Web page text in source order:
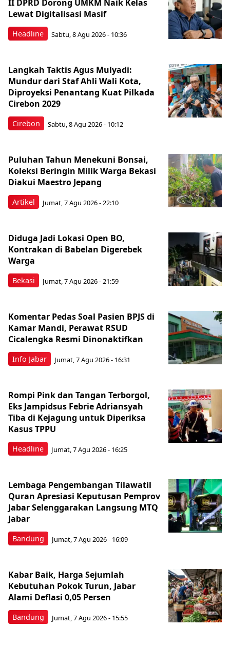
Headline
II DPRD Dorong UMKM Naik Kelas
Lewat Digitalisasi Masif
Sabtu, 8 Agu 2026 - 10:36
Cirebon
Langkah Taktis Agus Mulyadi:
Mundur dari Staf Ahli Wali Kota,
Diproyeksi Penantang Kuat Pilkada
Cirebon 2029
Sabtu, 8 Agu 2026 - 10:12
Artikel
Puluhan Tahun Menekuni Bonsai,
Koleksi Beringin Milik Warga Bekasi
Diakui Maestro Jepang
Jumat, 7 Agu 2026 - 22:10
Bekasi
Diduga Jadi Lokasi Open BO,
Kontrakan di Babelan Digerebek
Warga
Jumat, 7 Agu 2026 - 21:59
Info Jabar
Komentar Pedas Soal Pasien BPJS di
Kamar Mandi, Perawat RSUD
Cicalengka Resmi Dinonaktifkan
Jumat, 7 Agu 2026 - 16:31
Headline
Rompi Pink dan Tangan Terborgol,
Eks Jampidsus Febrie Adriansyah
Tiba di Kejagung untuk Diperiksa
Kasus TPPU
Jumat, 7 Agu 2026 - 16:25
Bandung
Lembaga Pengembangan Tilawatil
Quran Apresiasi Keputusan Pemprov
Jabar Selenggarakan Langsung MTQ
Jabar
Jumat, 7 Agu 2026 - 16:09
Bandung
Kabar Baik, Harga Sejumlah
Kebutuhan Pokok Turun, Jabar
Alami Deflasi 0,05 Persen
Jumat, 7 Agu 2026 - 15:55